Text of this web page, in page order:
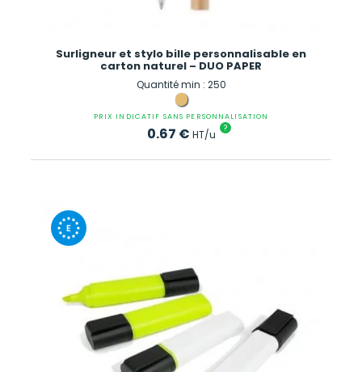
Surligneur et stylo bille personnalisable en
carton naturel – DUO PAPER
Quantité min : 250
PRIX INDICATIF SANS PERSONNALISATION
0.67 € HT/u ?